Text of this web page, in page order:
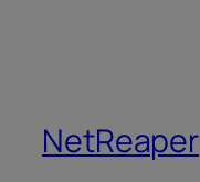
NetReaper